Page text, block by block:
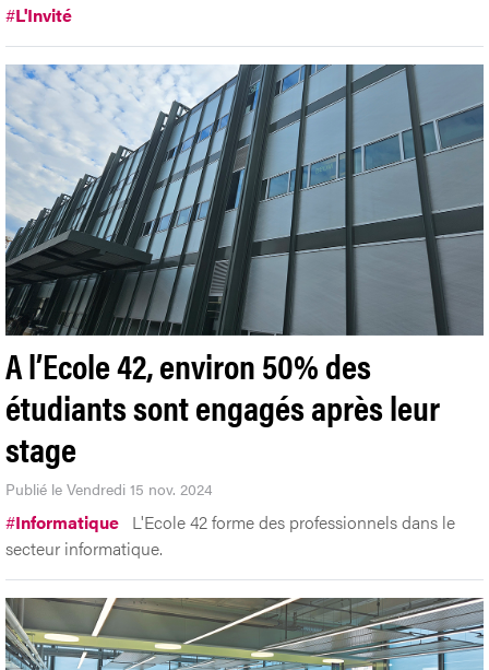
#L'Invité
A l’Ecole 42, environ 50% des
étudiants sont engagés après leur
stage
Publié le Vendredi 15 nov. 2024
#Informatique L'Ecole 42 forme des professionnels dans le
secteur informatique.